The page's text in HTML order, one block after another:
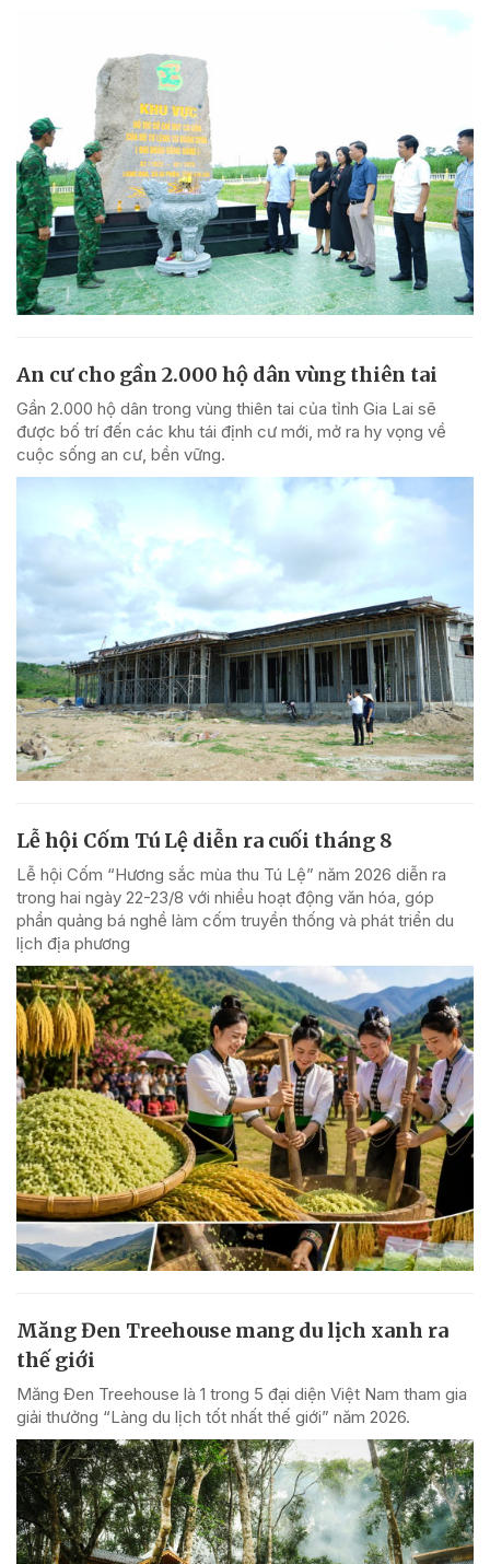
An cư cho gần 2.000 hộ dân vùng thiên tai
Gần 2.000 hộ dân trong vùng thiên tai của tỉnh Gia Lai sẽ
được bố trí đến các khu tái định cư mới, mở ra hy vọng về
cuộc sống an cư, bền vững.
Lễ hội Cốm Tú Lệ diễn ra cuối tháng 8
Lễ hội Cốm “Hương sắc mùa thu Tú Lệ” năm 2026 diễn ra
trong hai ngày 22-23/8 với nhiều hoạt động văn hóa, góp
phần quảng bá nghề làm cốm truyền thống và phát triển du
lịch địa phương
Măng Đen Treehouse mang du lịch xanh ra
thế giới
Măng Đen Treehouse là 1 trong 5 đại diện Việt Nam tham gia
giải thưởng “Làng du lịch tốt nhất thế giới” năm 2026.